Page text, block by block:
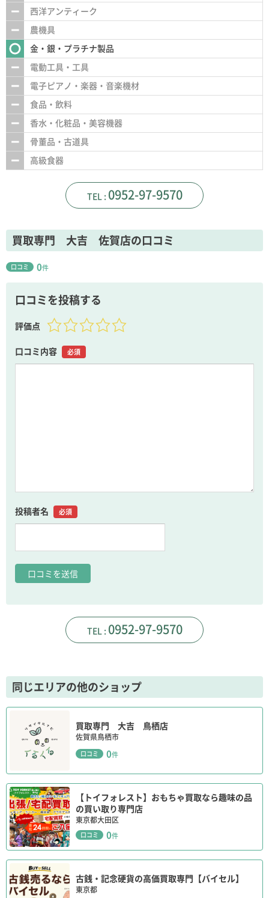
西洋アンティーク
農機具
金・銀・プラチナ製品
電動工具・工具
電子ピアノ・楽器・音楽機材
食品・飲料
香水・化粧品・美容機器
骨董品・古道具
高級食器
0952-97-9570
買取専門 大吉 佐賀店の口コミ
口コミ 0件
口コミを投稿する
評価点
口コミ内容 必須
投稿者名 必須
0952-97-9570
同じエリアの他のショップ
買取専門 大吉 鳥栖店
佐賀県鳥栖市
口コミ 0件
【トイフォレスト】おもちゃ買取なら趣味の品
の買い取り専門店
東京都大田区
口コミ 0件
古銭・記念硬貨の高価買取専門【バイセル】
東京都